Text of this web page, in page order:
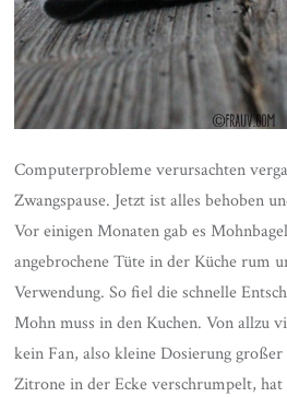
Computerprobleme verursachten
Zwangspause. Jetzt ist alles behoben
Vor einigen Monaten gab es
angebrochene Tüte in der Küche rum
Verwendung. So fiel die schnelle
Mohn muss in den Kuchen. Von allzu
kein Fan, also kleine Dosierung
Zitrone in der Ecke verschrumpelt,